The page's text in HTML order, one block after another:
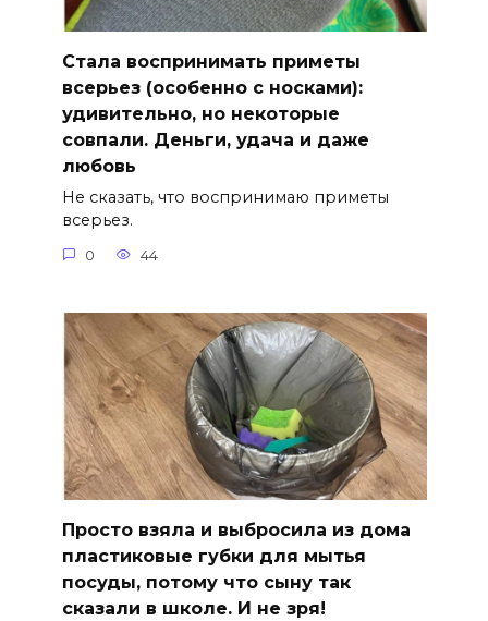
Стала воспринимать приметы
всерьез (особенно с носками):
удивительно, но некоторые
совпали. Деньги, удача и даже
любовь
Не сказать, что воспринимаю приметы
всерьез.
0 44
Просто взяла и выбросила из дома
пластиковые губки для мытья
посуды, потому что сыну так
сказали в школе. И не зря!